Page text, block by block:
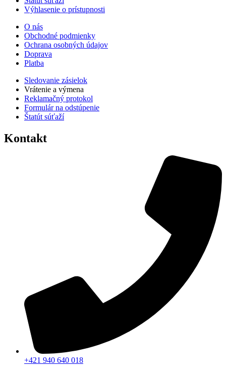
Výhlasenie o prístupnosti
O nás
Obchodné podmienky
Ochrana osobných údajov
Doprava
Platba
Sledovanie zásielok
Vrátenie a výmena
Reklamačný protokol
Formulár na odstúpenie
Štatút súťaží
Kontakt
+421 940 640 018